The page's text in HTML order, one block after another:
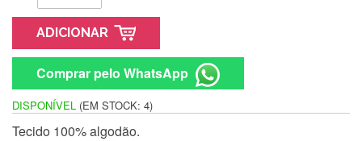
ADICIONAR
Comprar pelo WhatsApp
DISPONÍVEL (EM STOCK: 4)
Tecido 100% algodão.